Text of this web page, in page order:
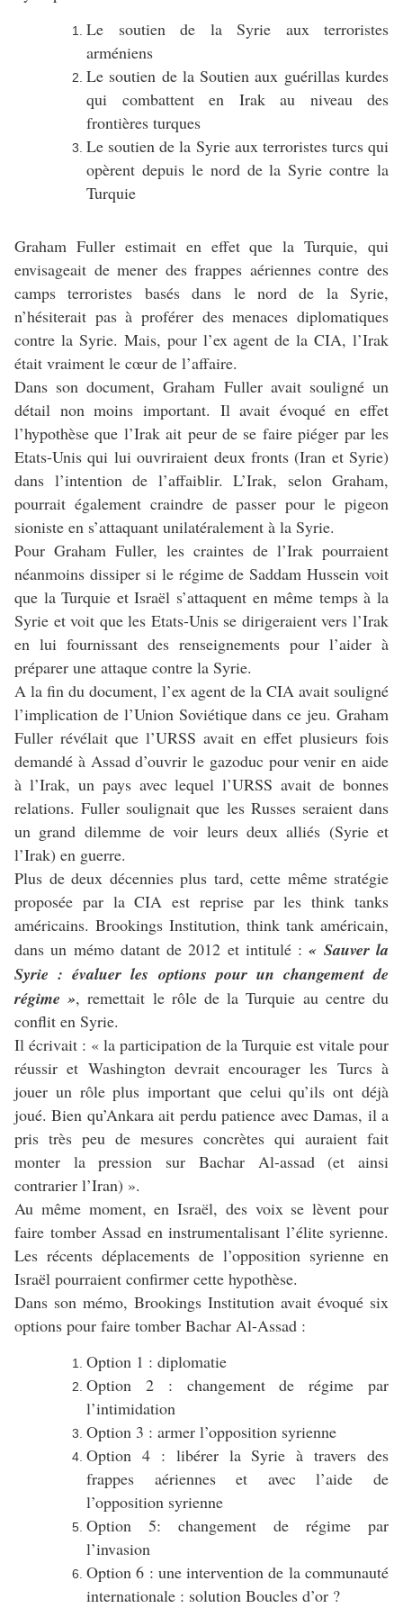
Le soutien de la Syrie aux terroristes
arméniens
Le soutien de la Soutien aux guérillas kurdes
qui combattent en Irak au niveau des
frontières turques
Le soutien de la Syrie aux terroristes turcs qui
opèrent depuis le nord de la Syrie contre la
Turquie
Graham Fuller estimait en effet que la Turquie, qui
envisageait de mener des frappes aériennes contre des
camps terroristes basés dans le nord de la Syrie,
n’hésiterait pas à proférer des menaces diplomatiques
contre la Syrie. Mais, pour l’ex agent de la CIA, l’Irak
était vraiment le cœur de l’affaire.
Dans son document, Graham Fuller avait souligné un
détail non moins important. Il avait évoqué en effet
l’hypothèse que l’Irak ait peur de se faire piéger par les
Etats-Unis qui lui ouvriraient deux fronts (Iran et Syrie)
dans l’intention de l’affaiblir. L’Irak, selon Graham,
pourrait également craindre de passer pour le pigeon
sioniste en s’attaquant unilatéralement à la Syrie.
Pour Graham Fuller, les craintes de l’Irak pourraient
néanmoins dissiper si le régime de Saddam Hussein voit
que la Turquie et Israël s’attaquent en même temps à la
Syrie et voit que les Etats-Unis se dirigeraient vers l’Irak
en lui fournissant des renseignements pour l’aider à
préparer une attaque contre la Syrie.
A la fin du document, l’ex agent de la CIA avait souligné
l’implication de l’Union Soviétique dans ce jeu. Graham
Fuller révélait que l’URSS avait en effet plusieurs fois
demandé à Assad d’ouvrir le gazoduc pour venir en aide
à l’Irak, un pays avec lequel l’URSS avait de bonnes
relations. Fuller soulignait que les Russes seraient dans
un grand dilemme de voir leurs deux alliés (Syrie et
l’Irak) en guerre.
Plus de deux décennies plus tard, cette même stratégie
proposée par la CIA est reprise par les think tanks
américains. Brookings Institution, think tank américain,
dans un mémo datant de 2012 et intitulé :« Sauver la
Syrie : évaluer les options pour un changement de
régime », remettait le rôle de la Turquie au centre du
conflit en Syrie.
Il écrivait : « la participation de la Turquie est vitale pour
réussir et Washington devrait encourager les Turcs à
jouer un rôle plus important que celui qu’ils ont déjà
joué. Bien qu’Ankara ait perdu patience avec Damas, il a
pris très peu de mesures concrètes qui auraient fait
monter la pression sur Bachar Al-assad (et ainsi
contrarier l’Iran) ».
Au même moment, en Israël, des voix se lèvent pour
faire tomber Assad en instrumentalisant l’élite syrienne.
Les récents déplacements de l’opposition syrienne en
Israël pourraient confirmer cette hypothèse.
Dans son mémo, Brookings Institution avait évoqué six
options pour faire tomber Bachar Al-Assad :
Option 1 : diplomatie
Option 2 : changement de régime par
l’intimidation
Option 3 : armer l’opposition syrienne
Option 4 : libérer la Syrie à travers des
frappes aériennes et avec l’aide de
l’opposition syrienne
Option 5: changement de régime par
l’invasion
Option 6 : une intervention de la communauté
internationale : solution Boucles d’or ?